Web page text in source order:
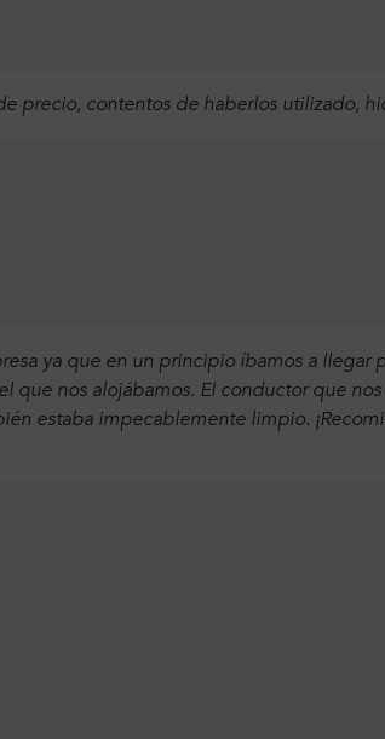
precio, contentos de haberlos utilizado,
ya que en un principio íbamos a
que nos alojábamos. El conductor que
estaba impecablemente limpio.